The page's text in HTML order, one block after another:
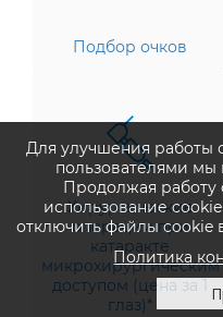
Подбор очков
Хирургические
операции при
катаракте
микрохирургическим
доступом (цена за 1
глаз)*
Для улучшения работы
пользователями мы
Продолжая работу
использование
отключить файлы cookie
Политика